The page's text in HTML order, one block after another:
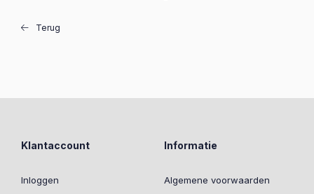
Terug
Klantaccount
Inloggen
Informatie
Algemene voorwaarden